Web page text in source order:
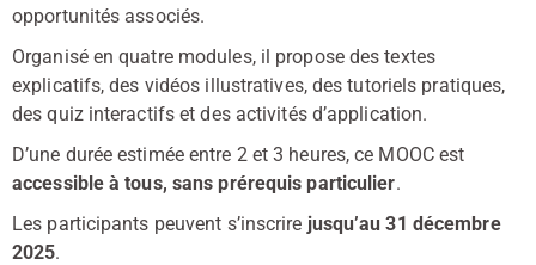
opportunités associés.
Organisé en quatre modules, il propose des textes
explicatifs, des vidéos illustratives, des tutoriels pratiques,
des quiz interactifs et des activités d’application.
D’une durée estimée entre 2 et 3 heures, ce MOOC est
accessible à tous, sans prérequis particulier.
Les participants peuvent s’inscrire jusqu’au 31 décembre
2025.